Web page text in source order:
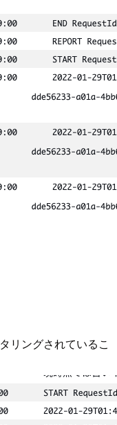
リングされているこ